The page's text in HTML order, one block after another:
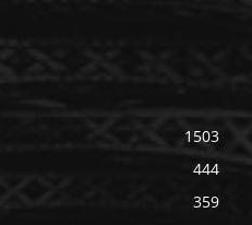
1503
444
359